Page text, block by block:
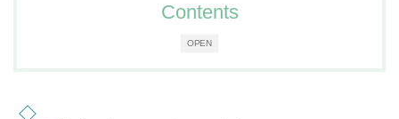
OPEN
Contents